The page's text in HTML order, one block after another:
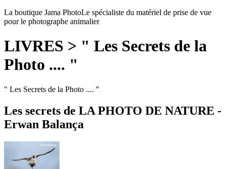
La boutique Jama PhotoLe spécialiste du matériel de prise de vue
pour le photographe animalier
LIVRES > " Les Secrets de la
Photo .... "
" Les Secrets de la Photo .... "
Les secrets de LA PHOTO DE NATURE -
Erwan Balança